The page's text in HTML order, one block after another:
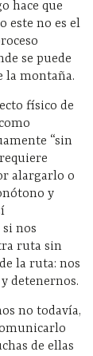
hace que
este no es el
se puede
la montaña.
físico de
“sin
alargarlo o
y
nos
ruta sin
la ruta: nos
detenernos.
no todavía,
de ellas